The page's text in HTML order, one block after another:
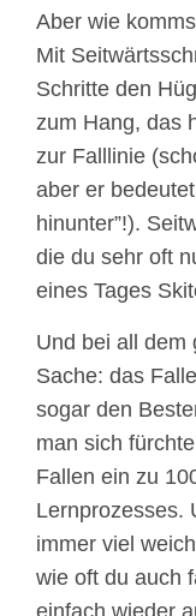
Aber wie
Mit
Schritte den
zum Hang, das
zur Falllinie
aber er
hinunter”!).
die du sehr oft
eines Tages
Und bei all dem
Sache: das
sogar den
man sich
Fallen ein zu
Lernprozesses.
immer viel
wie oft du auch
einfach wieder